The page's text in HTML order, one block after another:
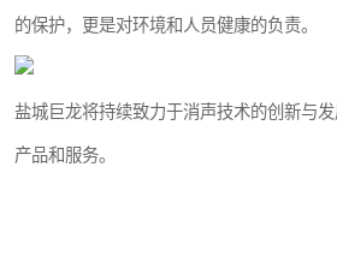
的保护，更是对环境和人员健康的负责。
盐城巨龙将持续致力于消声技术的创新与
产品和服务。